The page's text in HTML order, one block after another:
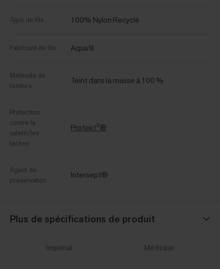
Type de fils 100% Nylon Recyclé
Fabricant de fils Aquafil
Méthode de
teinture
Teint dans la masse à 100 %
Protection
contre la
saleté/les
taches
Protekt²®
Agent de
préservation
Intersept®
Plus de spécifications de produit
Impérial Métrique